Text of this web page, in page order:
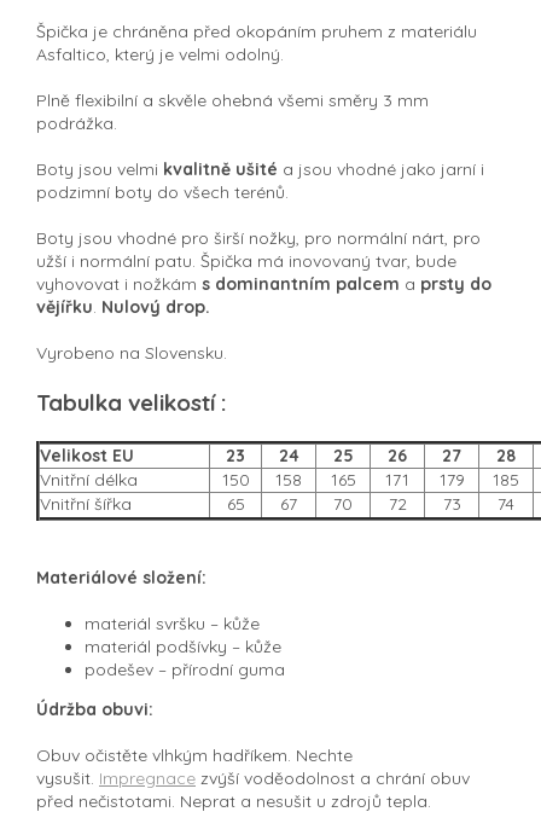
Špička je chráněna před okopáním pruhem z materiálu
Asfaltico, který je velmi odolný.
Plně flexibilní a skvěle ohebná všemi směry 3 mm
podrážka.
Boty jsou velmi kvalitně ušité a jsou vhodné jako jarní i
podzimní boty do všech terénů.
Boty jsou vhodné pro širší nožky, pro normální nárt, pro
užší i normální patu. Špička má inovovaný tvar, bude
vyhovovat i nožkám s dominantním palcem a prsty do
vějířku. Nulový drop.
Vyrobeno na Slovensku.
Tabulka velikostí :
Velikost EU 23 24 25 26 27
28
Vnitřní délka
150 158 165 171 179
185
Vnitřní šířka
65 67 70 72 73 74
Materiálové složení:
materiál svršku –⁠ kůže
materiál podšívky –⁠ kůže
podešev –⁠ přírodní guma
Údržba obuvi:
Obuv očistěte vlhkým hadříkem. Nechte
vysušit. Impregnace zvýší voděodolnost a chrání obuv
před nečistotami. Neprat a nesušit u zdrojů tepla.